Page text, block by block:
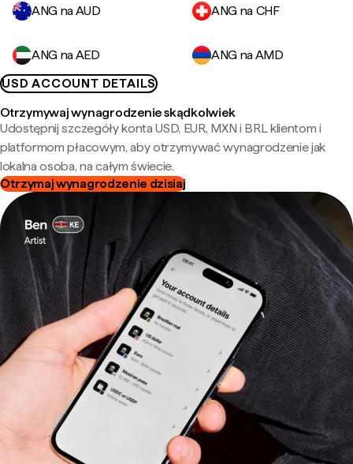
ANG na AUD ANG na CHF
ANG na AED
ANG na AMD
USD ACCOUNT DETAILS
Otrzymywaj wynagrodzenie skądkolwiek
Udostępnij szczegóły konta USD, EUR, MXN i BRL klientom i
platformom płacowym, aby otrzymywać wynagrodzenie jak
lokalna osoba, na całym świecie.
Otrzymaj wynagrodzenie dzisiaj